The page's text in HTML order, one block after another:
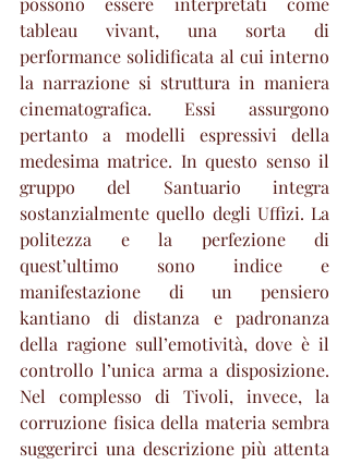
tableau vivant, una sorta di
performance solidificata al cui interno
la narrazione si struttura in maniera
cinematografica. Essi assurgono
pertanto a modelli espressivi della
medesima matrice. In questo senso il
gruppo del Santuario integra
sostanzialmente quello degli Uffizi. La
politezza e la perfezione di
quest’ultimo sono indice e
manifestazione di un pensiero
kantiano di distanza e padronanza
della ragione sull’emotività, dove è il
controllo l’unica arma a disposizione.
Nel complesso di Tivoli, invece, la
corruzione fisica della materia sembra
suggerirci una descrizione più attenta